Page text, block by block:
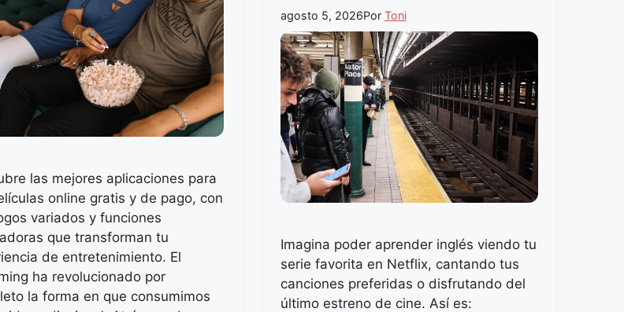
las mejores aplicaciones para
online gratis y de pago, con
variados y funciones
que transforman tu
de entretenimiento. El
ha revolucionado por
la forma en que consumimos
agosto 5, 2026Por Toni
Imagina poder aprender inglés viendo tu
serie favorita en Netflix, cantando tus
canciones preferidas o disfrutando del
último estreno de cine. Así es: